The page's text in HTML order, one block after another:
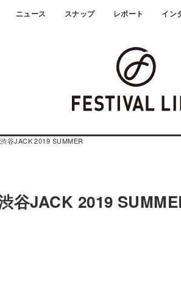
ニュース スナップ レポート イン
谷JACK 2019 SUMMER
谷JACK 2019